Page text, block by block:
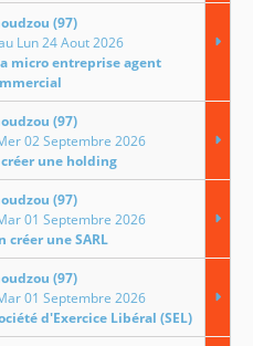
(97)
Lun 24 Aout 2026
micro entreprise agent
(97)
02 Septembre 2026
une holding
(97)
01 Septembre 2026
créer une SARL
(97)
01 Septembre 2026
d'Exercice Libéral (SEL)